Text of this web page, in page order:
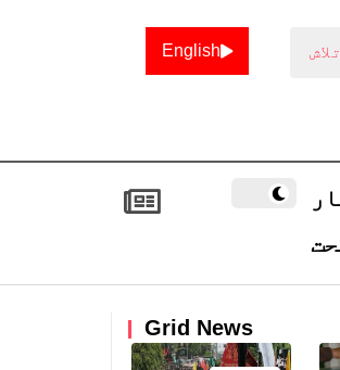
English
Grid News